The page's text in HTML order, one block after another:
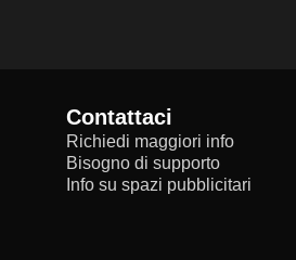
Contattaci
Richiedi maggiori info
Bisogno di supporto
Info su spazi pubblicitari